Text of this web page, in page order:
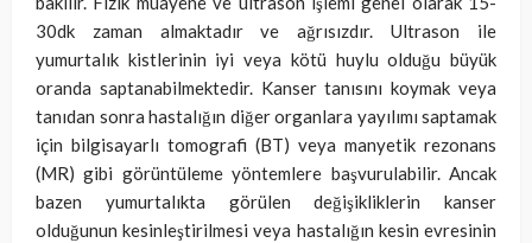
30dk zaman almaktadır ve ağrısızdır. Ultrason ile
yumurtalık kistlerinin iyi veya kötü huylu olduğu büyük
oranda saptanabilmektedir. Kanser tanısını koymak veya
tanıdan sonra hastalığın diğer organlara yayılımı saptamak
için bilgisayarlı tomografi (BT) veya manyetik rezonans
(MR) gibi görüntüleme yöntemlere başvurulabilir. Ancak
bazen yumurtalıkta görülen değişikliklerin kanser
olduğunun kesinleştirilmesi veya hastalığın kesin evresinin